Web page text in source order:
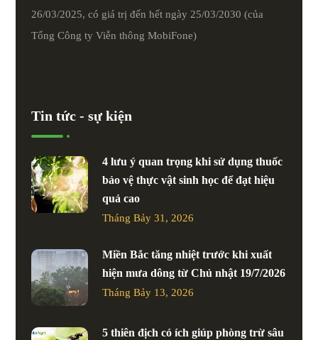
26/03/2025, có giá trị đến hết ngày 25/03/2030 (của
Tổng Công ty Viễn thông MobiFone)
Tin tức - sự kiện
4 lưu ý quan trọng khi sử dụng thuốc
bảo vệ thực vật sinh học để đạt hiệu
quả cao
Tháng Bảy 31, 2026
Miền Bắc tăng nhiệt trước khi xuất
hiện mưa dông từ Chủ nhật 19/7/2026
Tháng Bảy 13, 2026
5 thiên địch có ích giúp phòng trừ sâu